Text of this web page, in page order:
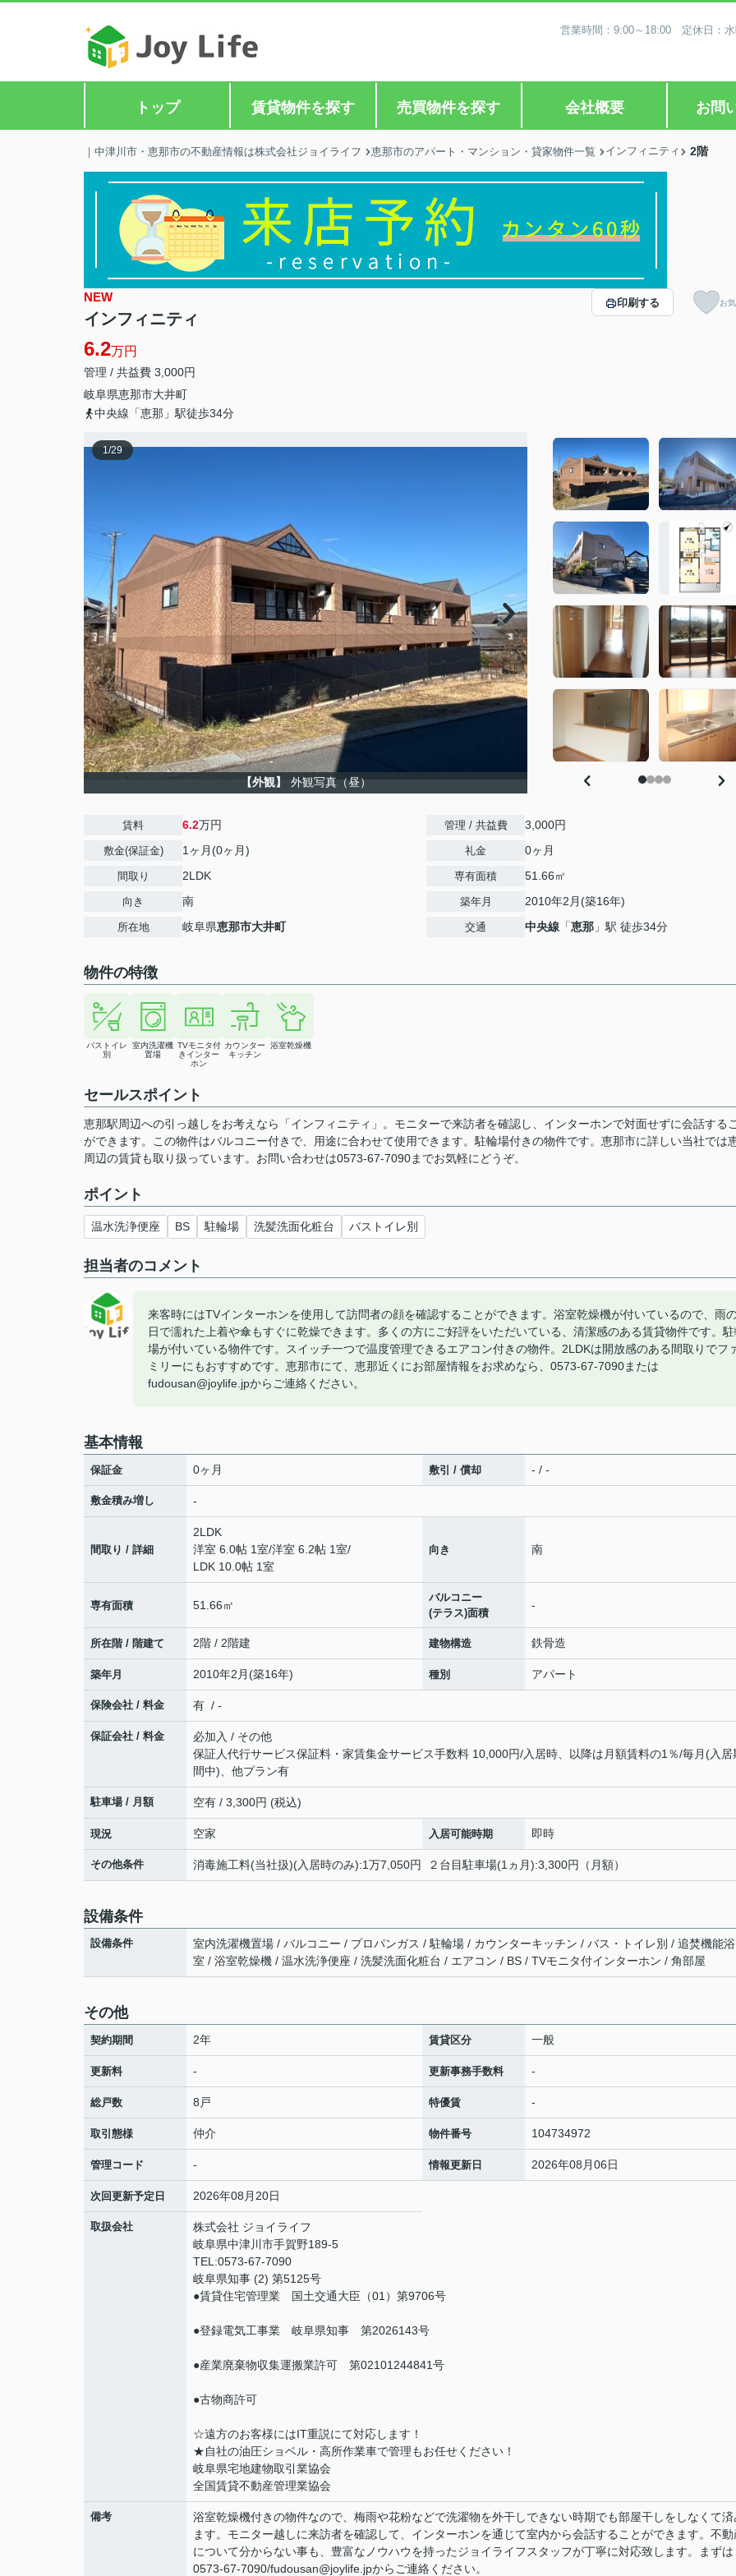
営業時間：9:00～18:00 定休日：
トップ 賃貸物件を探す 売買物件を探す 会社概要 お問
｜中津川市・恵那市の不動産情報は株式会社ジョイライフ 恵那市のアパート・マンション・貸家物件一覧 インフィニティ 2階
NEW
インフィニティ
6.2万円
管理 / 共益費 3,000円
岐阜県恵那市大井町
中央線「恵那」駅徒歩34分
印刷する お
1/29
【外観】 外観写真（昼）
賃料 6.2万円
敷金(保証金) 1ヶ月(0ヶ月)
間取り 2LDK
向き 南
所在地 岐阜県恵那市大井町
管理 / 共益費 3,000円
礼金 0ヶ月
専有面積 51.66㎡
築年月 2010年2月(築16年)
交通 中央線 「恵那 」駅 徒歩34分
物件の特徴
バストイレ
別
室内洗濯機
置場
TVモニタ付
きインター
ホン
カウンター
キッチン
浴室乾燥機
セールスポイント
恵那駅周辺への引っ越しをお考えなら「インフィニティ」。モニターで来訪者を確認し、インターホンで対面せずに会話する
ができます。この物件はバルコニー付きで、用途に合わせて使用できます。駐輪場付きの物件です。恵那市に詳しい当社では
周辺の賃貸も取り扱っています。お問い合わせは0573-67-7090までお気軽にどうぞ。
ポイント
温水洗浄便座 BS 駐輪場 洗髪洗面化粧台 バストイレ別
担当者のコメント
来客時にはTVインターホンを使用して訪問者の顔を確認することができます。浴室乾燥機が付いているので、雨
日で濡れた上着や傘もすぐに乾燥できます。多くの方にご好評をいただいている、清潔感のある賃貸物件です。
場が付いている物件です。スイッチ一つで温度管理できるエアコン付きの物件。2LDKは開放感のある間取りでフ
ミリーにもおすすめです。恵那市にて、恵那近くにお部屋情報をお求めなら、0573-67-7090または
fudousan@joylife.jpからご連絡ください。
基本情報
保証金 0ヶ月 敷引 / 償却 - / -
敷金積み増し -
間取り / 詳細
2LDK
洋室 6.0帖 1室/洋室 6.2帖 1室/
LDK 10.0帖 1室
向き 南
専有面積 51.66㎡
バルコニー
(テラス)面積
-
所在階 / 階建て 2階 / 2階建 建物構造 鉄骨造
築年月 2010年2月(築16年) 種別 アパート
保険会社 / 料金 有 / -
保証会社 / 料金
必加入 / その他
保証人代行サービス保証料・家賃集金サービス手数料 10,000円/入居時、以降は月額賃料の1％/毎月(入居
間中)、他プラン有
駐車場 / 月額 空有 / 3,300円 (税込)
現況 空家 入居可能時期 即時
その他条件 消毒施工料(当社扱)(入居時のみ):1万7,050円 ２台目駐車場(1ヵ月):3,300円（月額）
設備条件
設備条件
室内洗濯機置場 / バルコニー / プロパンガス / 駐輪場 / カウンターキッチン / バス・トイレ別 / 追焚機能浴
室 / 浴室乾燥機 / 温水洗浄便座 / 洗髪洗面化粧台 / エアコン / BS / TVモニタ付インターホン / 角部屋
その他
契約期間 2年 賃貸区分 一般
更新料 - 更新事務手数料 -
総戸数 8戸 特優賃 -
取引態様 仲介 物件番号 104734972
管理コード - 情報更新日 2026年08月06日
次回更新予定日 2026年08月20日
取扱会社
株式会社 ジョイライフ
岐阜県中津川市手賀野189-5
TEL:0573-67-7090
岐阜県知事 (2) 第5125号
●賃貸住宅管理業 国土交通大臣（01）第9706号
●登録電気工事業 岐阜県知事 第2026143号
●産業廃棄物収集運搬業許可 第02101244841号
●古物商許可
☆遠方のお客様にはIT重説にて対応します！
★自社の油圧ショベル・高所作業車で管理もお任せください！
岐阜県宅地建物取引業協会
全国賃貸不動産管理業協会
備考
浴室乾燥機付きの物件なので、梅雨や花粉などで洗濯物を外干しできない時期でも部屋干しをしなくて済
ます。モニター越しに来訪者を確認して、インターホンを通じて室内から会話することができます。不動
について分からない事も、豊富なノウハウを持ったジョイライフスタッフが丁寧に対応致します。まずは
0573-67-7090/fudousan@joylife.jpからご連絡ください。